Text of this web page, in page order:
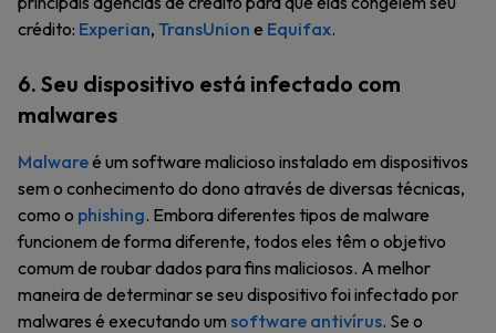
crédito: Experian, TransUnion e Equifax.
6. Seu dispositivo está infectado com
malwares
Malwareé um software malicioso instalado em dispositivos
sem o conhecimento do dono através de diversas técnicas,
como o phishing. Embora diferentes tipos de malware
funcionem de forma diferente, todos eles têm o objetivo
comum de roubar dados para fins maliciosos. A melhor
maneira de determinar se seu dispositivo foi infectado por
malwares é executando um software antivírus. Se o